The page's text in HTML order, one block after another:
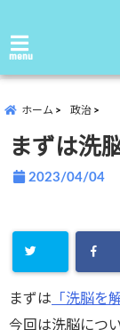
menu
ホーム 政治
まずは洗
2023/04/04
まずは 「洗脳を
今回は洗脳につ